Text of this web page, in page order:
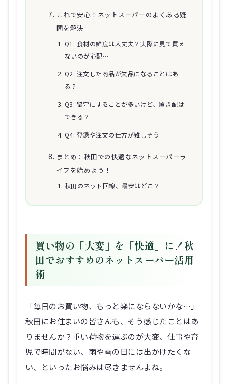
これで安心！ネットスーパーのよくある疑
問を解決
Q1: 食材の鮮度は大丈夫？実際に見て買え
ないのが心配…
Q2: 注文した商品が欠品になることはあ
る？
Q3: 留守にすることが多いけど、置き配は
できる？
Q4: 登録や注文の仕方が難しそう…
まとめ：秋田での快適なネットスーパーラ
イフを始めよう！
秋田のネット回線、最安はどこ？
買い物の「大変」を「快適」に！秋
田でおすすめのネットスーパー活用
術
「毎日のお買い物、もっと楽にならないかな…」
秋田にお住まいの皆さんも、そう感じたことはあ
りませんか？重い荷物を運ぶのが大変、仕事や育
児で時間がない、雨や雪の日には出かけたくな
い、といったお悩みは尽きませんよね。